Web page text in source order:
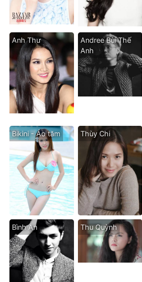
Anh Thư
Andree Bùi Thế
Anh
Bikini - Áo tăm Thùy Chi
Bình An Thu Quỳnh